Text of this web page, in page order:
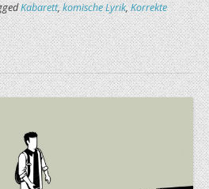
Kabarett,komische Lyrik,Korrekte